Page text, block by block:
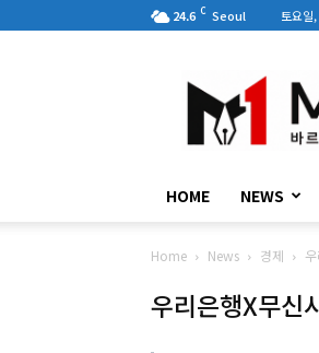
24.6 C Seoul 토요일
HOME NEWS
Home News 경제
우리은행X무신